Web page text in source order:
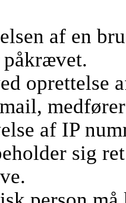
af en
oprettelse
af IP
sig